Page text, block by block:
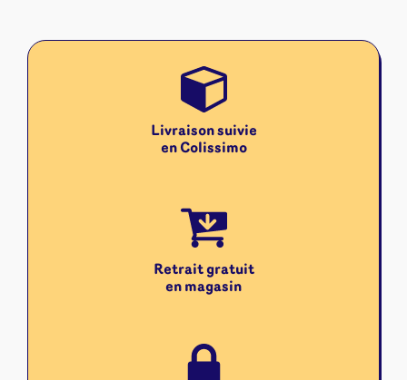
Livraison suivie
en Colissimo
Retrait gratuit
en magasin